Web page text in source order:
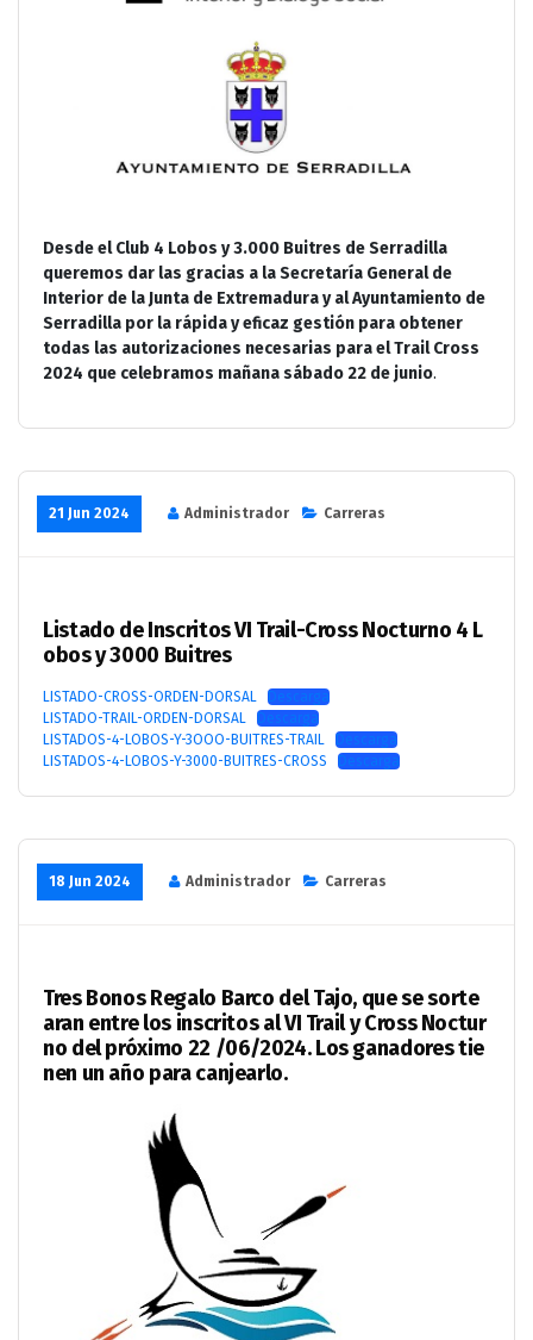
Desde el Club 4 Lobos y 3.000 Buitres de Serradilla
queremos dar las gracias a la Secretaría General de
Interior de la Junta de Extremadura y al Ayuntamiento de
Serradilla por la rápida y eficaz gestión para obtener
todas las autorizaciones necesarias para el Trail Cross
2024 que celebramos mañana sábado 22 de junio.
21 Jun 2024 Administrador Carreras
Listado de Inscritos VI Trail-Cross Nocturno 4 L
obos y 3000 Buitres
LISTADO-CROSS-ORDEN-DORSAL
Descarga
LISTADO-TRAIL-ORDEN-DORSAL
Descarga
LISTADOS-4-LOBOS-Y-3OOO-BUITRES-TRAIL
Descarga
LISTADOS-4-LOBOS-Y-3000-BUITRES-CROSS
Descarga
18 Jun 2024 Administrador Carreras
Tres Bonos Regalo Barco del Tajo, que se sorte
aran entre los inscritos al VI Trail y Cross Noctur
no del próximo 22 /06/2024. Los ganadores tie
nen un año para canjearlo.